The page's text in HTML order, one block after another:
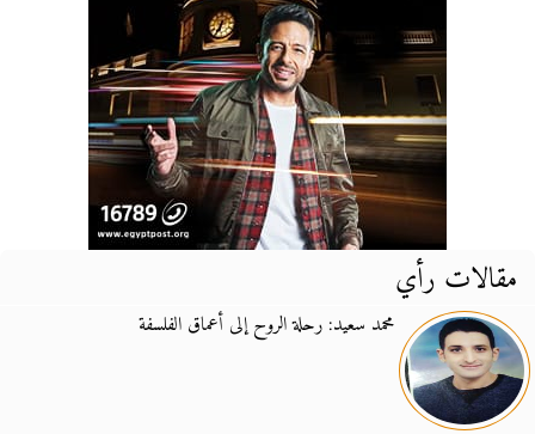
مقالات رأي
محمد سعيد: رحلة الروح إلى أعماق الفلسفة